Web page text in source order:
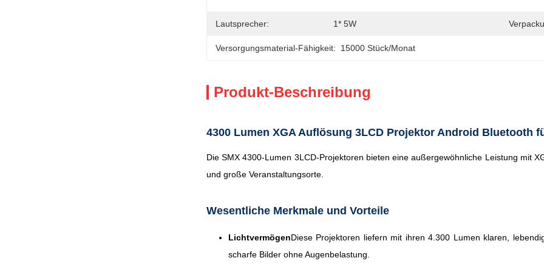
Lautsprecher: 1* 5W
Versorgungsmaterial-Fähigkeit: 15000 Stück/Monat
Produkt-Beschreibung
4300 Lumen XGA Auflösung 3LCD Projektor Android Bluetooth
Die SMX 4300-Lumen 3LCD-Projektoren bieten eine außergewöhnliche Leistung mit
und große Veranstaltungsorte.
Wesentliche Merkmale und Vorteile
LichtvermögenDiese Projektoren liefern mit ihren 4.300 Lumen klaren,
scharfe Bilder ohne Augenbelastung.